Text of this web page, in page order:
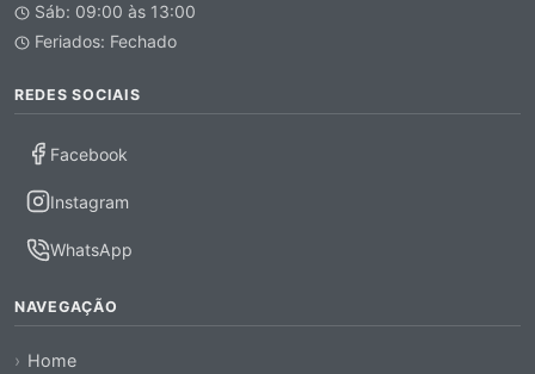
Sáb: 09:00 às 13:00
Feriados: Fechado
REDES SOCIAIS
Facebook
Instagram
WhatsApp
NAVEGAÇÃO
Home